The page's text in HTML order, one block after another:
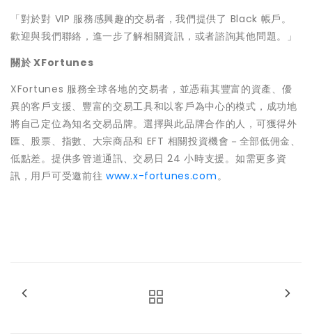
「對於對 VIP 服務感興趣的交易者，我們提供了 Black 帳戶。
歡迎與我們聯絡，進一步了解相關資訊，或者諮詢其他問題。」
關於 XFortunes
XFortunes 服務全球各地的交易者，並憑藉其豐富的資產、優
異的客戶支援、豐富的交易工具和以客戶為中心的模式，成功地
將自己定位為知名交易品牌。選擇與此品牌合作的人，可獲得外
匯、股票、指數、大宗商品和 EFT 相關投資機會－全部低佣金、
低點差。提供多管道通訊、交易日 24 小時支援。如需更多資
訊，用戶可受邀前往 www.x-fortunes.com。